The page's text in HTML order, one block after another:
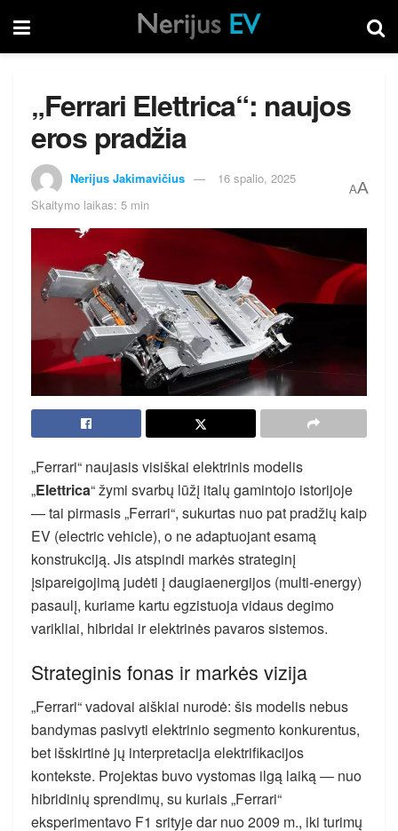
„Ferrari Elettrica“: naujos
eros pradžia
Nerijus Jakimavičius
16 spalio, 2025
Skaitymo laikas: 5 min
AA
„Ferrari“ naujasis visiškai elektrinis modelis
„Elettrica“ žymi svarbų lūžį italų gamintojo istorijoje
— tai pirmasis „Ferrari“, sukurtas nuo pat pradžių kaip
EV (electric vehicle), o ne adaptuojant esamą
konstrukciją. Jis atspindi markės strateginį
įsipareigojimą judėti į daugiaenergijos (multi-energy)
pasaulį, kuriame kartu egzistuoja vidaus degimo
varikliai, hibridai ir elektrinės pavaros sistemos.
Strateginis fonas ir markės vizija
„Ferrari“ vadovai aiškiai nurodė: šis modelis nebus
bandymas pasivyti elektrinio segmento konkurentus,
bet išskirtinė jų interpretacija elektrifikacijos
kontekste. Projektas buvo vystomas ilgą laiką — nuo
hibridinių sprendimų, su kuriais „Ferrari“
eksperimentavo F1 srityje dar nuo 2009 m., iki turimų